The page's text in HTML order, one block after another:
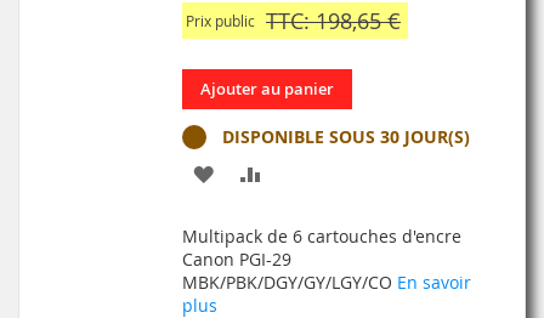
Prix public TTC: 198,65 €
Ajouter au panier
DISPONIBLE SOUS 30 JOUR(S)
AJOUTER
MA
LISTE
COMPARATEUR
Multipack de 6 cartouches d'encre
Canon PGI-29
MBK/PBK/DGY/GY/LGY/CO En savoir
plus